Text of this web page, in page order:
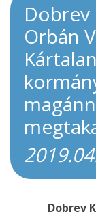
Orbán
Dobrev